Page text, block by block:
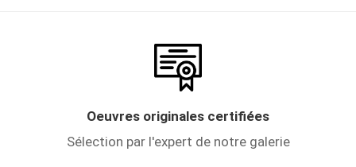
Oeuvres originales certifiées
Sélection par l'expert de notre galerie